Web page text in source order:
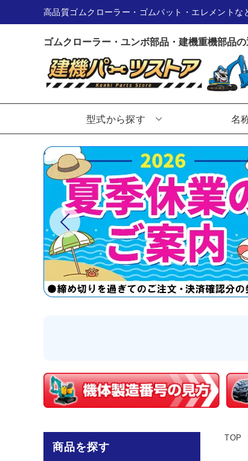
高品質ゴムクローラー・ゴムパット・エレメントな
ゴムクローラー・ユンボ部品・建機重機部品
型式から探す 名
TOP
商品を探す